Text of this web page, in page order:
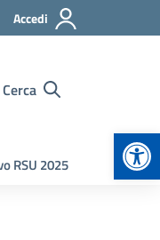
Accedi
Cerca
RSU 2025